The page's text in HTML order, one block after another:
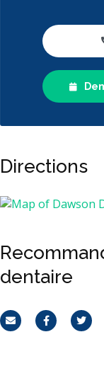
Directions
dentaire
CourrielFacebook